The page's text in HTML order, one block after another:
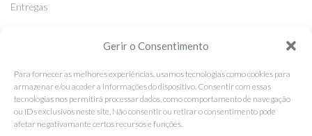
Gerir o Consentimento
Para fornecer as melhores experiências, usamos tecnologias como cookies para
armazenar e/ou aceder a informações do dispositivo. Consentir com essas
tecnologias nos permitirá processar dados, como comportamento de navegação
ou IDs exclusivos neste site. Não consentir ou retirar o consentimento pode
afetar negativamante certos recursos e funções.
Entregas
SEGUE-NOS
Facebook
Instagram